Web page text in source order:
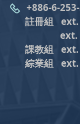
+886-6-
註冊組 ext.
ext.
課教組 ext.
綜業組
ext.